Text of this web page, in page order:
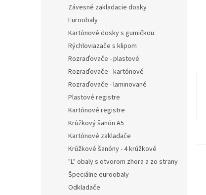
Závesné zakladacie dosky
Euroobaly
Kartónové dosky s gumičkou
Rýchloviazače s klipom
Rozraďovače - plastové
Rozraďovače - kartónové
Rozraďovače - laminované
Plastové registre
Kartónové registre
Krúžkový šanón A5
Kartónové zakladače
Krúžkové šanóny - 4 krúžkové
"L" obaly s otvorom zhora a zo strany
Špeciálne euroobaly
Odkladače